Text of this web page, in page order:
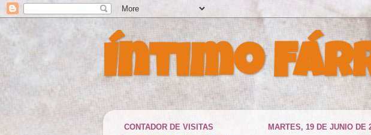
Íntimo
MARTES, 19 DE JUNIO DE
CONTADOR DE VISITAS